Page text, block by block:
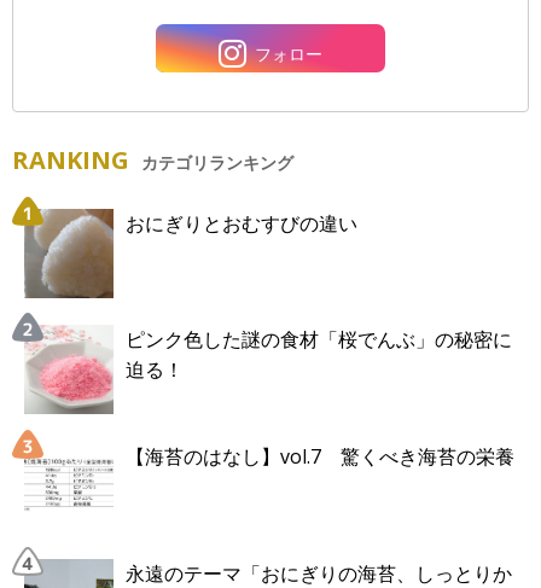
フォロー
RANKING カテゴリランキング
おにぎりとおむすびの違い
ピンク色した謎の食材「桜でんぶ」の秘密に
迫る！
【海苔のはなし】vol.7 驚くべき海苔の栄養
永遠のテーマ「おにぎりの海苔、しっとりか